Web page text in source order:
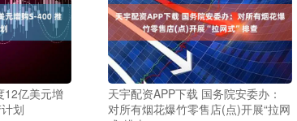
12亿美元增
划
天宇配资APP下载 国务院安委办：
对所有烟花爆竹零售店(点)开展“拉网